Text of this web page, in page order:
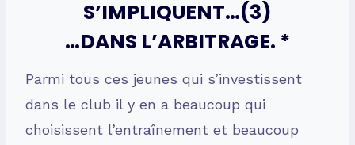
S’IMPLIQUENT…(3)
…DANS L’ARBITRAGE. *
Parmi tous ces jeunes qui s’investissent
dans le club il y en a beaucoup qui
choisissent l’entraînement et beaucoup